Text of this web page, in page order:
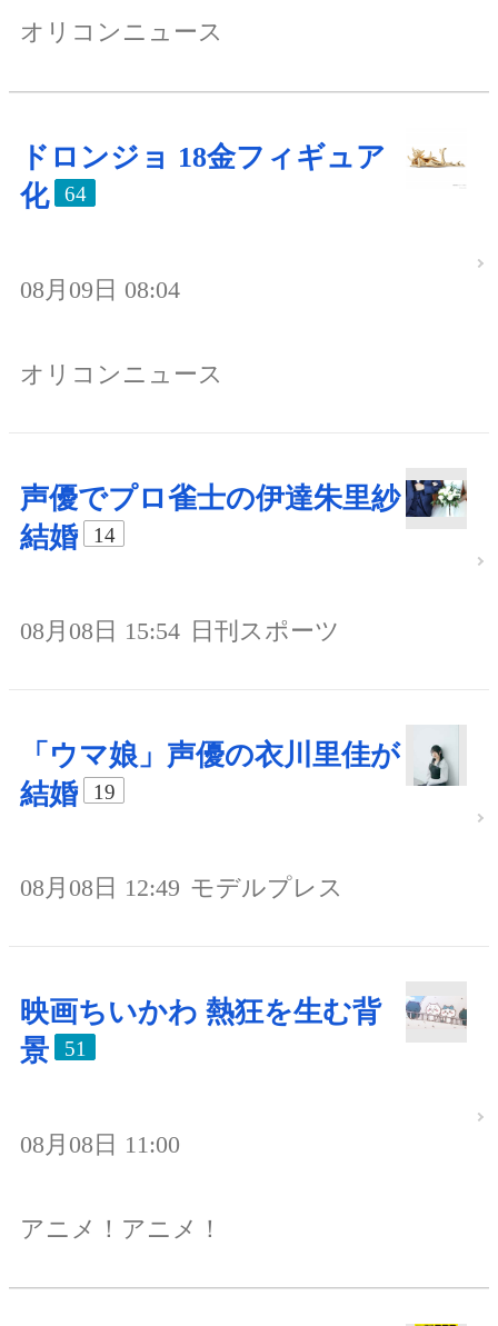
オリコンニュース
ドロンジョ 18金フィギュア
化
64
08月09日 08:04
オリコンニュース
声優でプロ雀士の伊達朱里紗
結婚
14
08月08日 15:54 日刊スポーツ
「ウマ娘」声優の衣川里佳が
結婚
19
08月08日 12:49 モデルプレス
映画ちいかわ 熱狂を生む背
景
51
08月08日 11:00
アニメ！アニメ！